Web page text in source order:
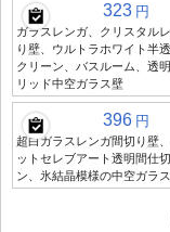
323 円
ガラスレンガ、クリスタル
り壁、ウルトラホワイト半
クリーン、バスルーム、透
リッド中空ガラス壁
396 円
超白ガラスレンガ間切り壁
ットセレブアート透明間仕
ン、氷結晶模様の中空ガラ